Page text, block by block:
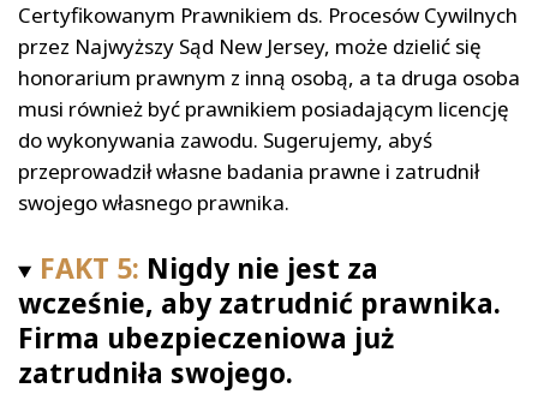
Certyfikowanym Prawnikiem ds. Procesów Cywilnych
przez Najwyższy Sąd New Jersey, może dzielić się
honorarium prawnym z inną osobą, a ta druga osoba
musi również być prawnikiem posiadającym licencję
do wykonywania zawodu. Sugerujemy, abyś
przeprowadził własne badania prawne i zatrudnił
swojego własnego prawnika.
FAKT 5: Nigdy nie jest za
wcześnie, aby zatrudnić prawnika.
Firma ubezpieczeniowa już
zatrudniła swojego.